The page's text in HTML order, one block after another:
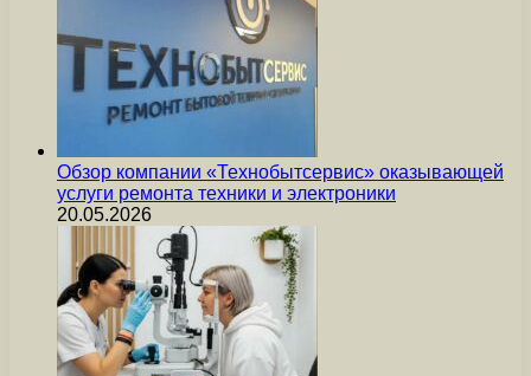
Обзор компании «Технобытсервис» оказывающей
услуги ремонта техники и электроники
20.05.2026